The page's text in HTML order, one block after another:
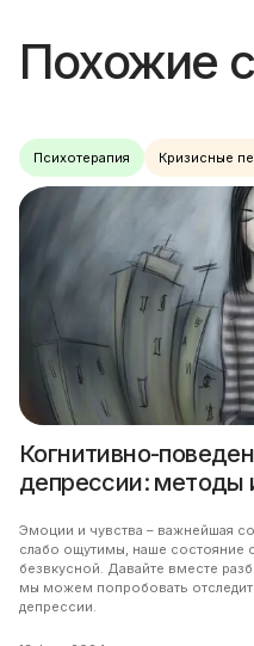
Похожие
Психотерапия Кризисные
Когнитивно-
депрессии: методы
Эмоции и чувства – важнейшая
слабо ощутимы, наше состояние
безвкусной. Давайте вместе
мы можем попробовать
депрессии.